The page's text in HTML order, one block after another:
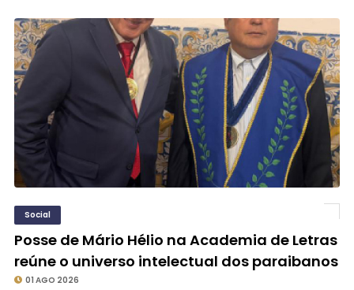
Social
Posse de Mário Hélio na Academia de Letras
reúne o universo intelectual dos paraibanos
01 AGO 2026